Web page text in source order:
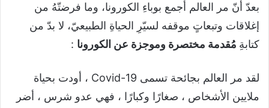
بعدّ أنّ مر العالم أجمع بوباءِ الكورونا، وما فرضتّهُ من
إغلاقات وتبعاتٍ موقفه لسيّرِ الحياةِ الطبيعيّ، لا بدّ من
كتابةِ مُقدمة مختصرة وموجزة عن الكورونا :
لقد مر العالم بجائحة تسمى Covid-19 ، أودت بحياة
ملايين الأشخاص ، صغارًا وكبارًا ، فهي عدو شرس ، أضر